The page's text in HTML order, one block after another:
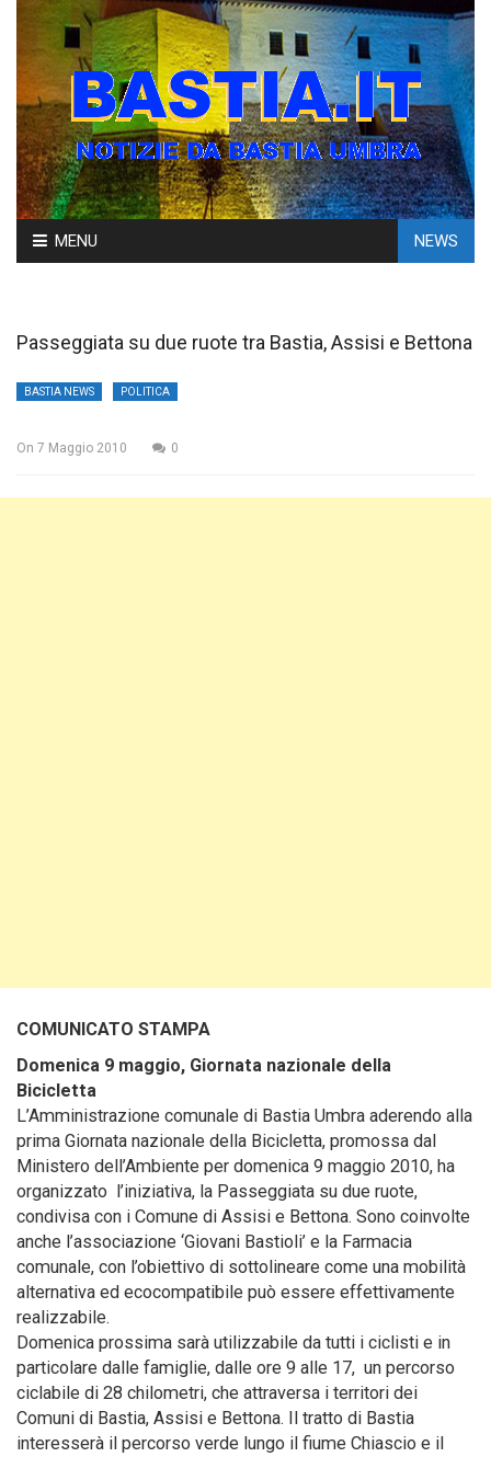
Skip
to
MENU NEWS
Passeggiata su due ruote tra Bastia, Assisi e Bettona
BASTIA NEWS POLITICA
On 7 Maggio 2010 0
COMUNICATO STAMPA
Domenica 9 maggio, Giornata nazionale della
Bicicletta
L’Amministrazione comunale di Bastia Umbra aderendo alla
prima Giornata nazionale della Bicicletta, promossa dal
Ministero dell’Ambiente per domenica 9 maggio 2010, ha
organizzato l’iniziativa, la Passeggiata su due ruote,
condivisa con i Comune di Assisi e Bettona. Sono coinvolte
anche l’associazione ‘Giovani Bastioli’ e la Farmacia
comunale, con l’obiettivo di sottolineare come una mobilità
alternativa ed ecocompatibile può essere effettivamente
realizzabile.
Domenica prossima sarà utilizzabile da tutti i ciclisti e in
particolare dalle famiglie, dalle ore 9 alle 17, un percorso
ciclabile di 28 chilometri, che attraversa i territori dei
Comuni di Bastia, Assisi e Bettona. Il tratto di Bastia
interesserà il percorso verde lungo il fiume Chiascio e il